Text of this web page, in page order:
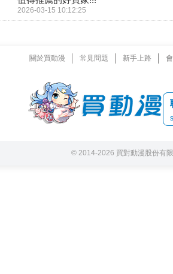
2026-03-15 10:12:25
關於買動漫 常見問題 新手上路
© 2014-2026 買對動漫股份有